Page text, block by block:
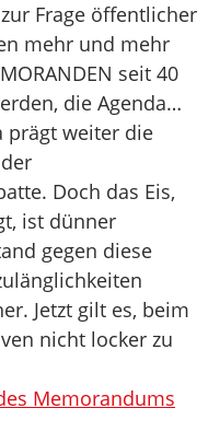
Frage öffentlicher
mehr und mehr
seit 40
die Agenda…
prägt weiter die
Doch das Eis,
ist dünner
gegen diese
Jetzt gilt es, beim
nicht locker zu
Memorandums